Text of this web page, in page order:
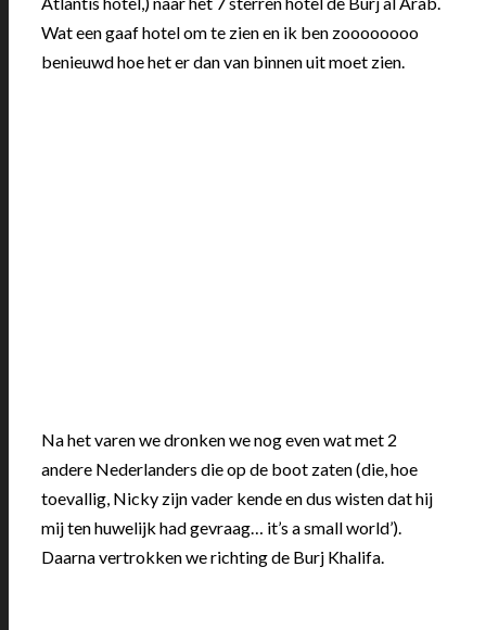
Wat een gaaf hotel om te zien en ik ben zoooooooo
benieuwd hoe het er dan van binnen uit moet zien.
Na het varen we dronken we nog even wat met 2
andere Nederlanders die op de boot zaten (die, hoe
toevallig, Nicky zijn vader kende en dus wisten dat hij
mij ten huwelijk had gevraag… it’s a small world’).
Daarna vertrokken we richting de Burj Khalifa.